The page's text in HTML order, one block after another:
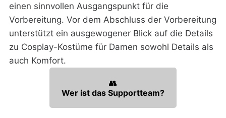
einen sinnvollen Ausgangspunkt für die
Vorbereitung. Vor dem Abschluss der Vorbereitung
unterstützt ein ausgewogener Blick auf die Details
zu Cosplay-Kostüme für Damen sowohl Details als
auch Komfort.
👥
Wer ist das Supportteam?